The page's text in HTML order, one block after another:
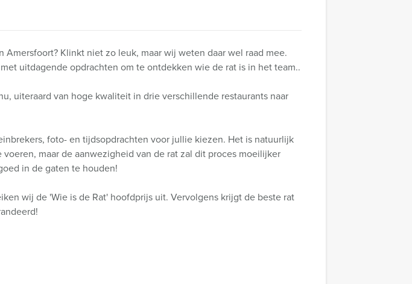
Klinkt niet zo leuk, maar wij weten daar wel raad mee.
uitdagende opdrachten om te ontdekken wie de rat is in het team..
uiteraard van hoge kwaliteit in drie verschillende restaurants naar
foto- en tijdsopdrachten voor jullie kiezen. Het is natuurlijk
maar de aanwezigheid van de rat zal dit proces moeilijker
in de gaten te houden!
wij de 'Wie is de Rat' hoofdprijs uit. Vervolgens krijgt de beste rat